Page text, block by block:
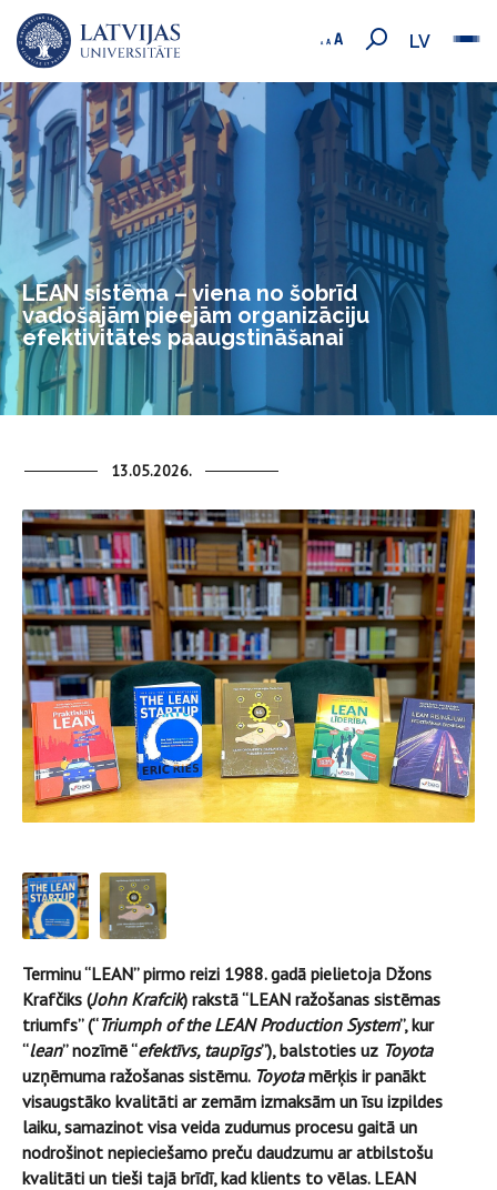
LV
LEAN sistēma – viena no šobrīd
vadošajām pieejām organizāciju
efektivitātes paaugstināšanai
13.05.2026.
Terminu “LEAN” pirmo reizi 1988. gadā pielietoja Džons
Krafčiks (John Krafcik) rakstā “LEAN ražošanas sistēmas
triumfs” (“Triumph of the LEAN Production System”, kur
“lean” nozīmē “efektīvs, taupīgs”), balstoties uz Toyota
uzņēmuma ražošanas sistēmu. Toyotamērķis ir panākt
visaugstāko kvalitāti ar zemām izmaksām un īsu izpildes
laiku, samazinot visa veida zudumus procesu gaitā un
nodrošinot nepieciešamo preču daudzumu ar atbilstošu
kvalitāti un tieši tajā brīdī, kad klients to vēlas. LEAN